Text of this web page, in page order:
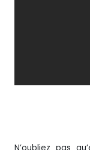
N’oubliez pas